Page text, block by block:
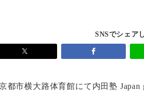
SNSでシェア
都市横大路体育館にて内田塾